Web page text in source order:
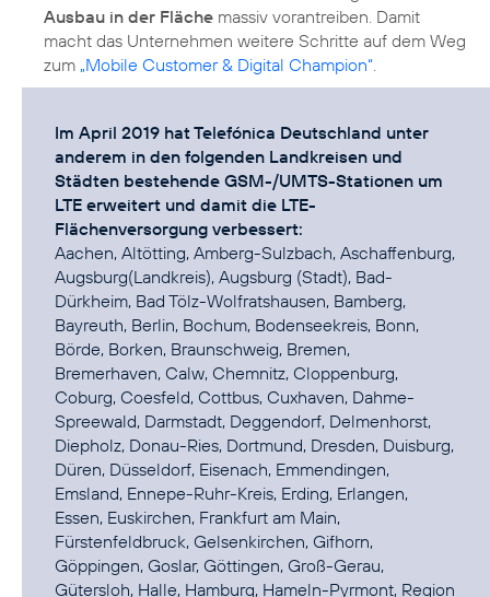
Ausbau in der Fläche massiv vorantreiben. Damit
macht das Unternehmen weitere Schritte auf dem Weg
zum „Mobile Customer & Digital Champion“
Im April 2019 hat Telefónica Deutschland unter
anderem in den folgenden Landkreisen und
Städten bestehende GSM-/UMTS-Stationen um
LTE erweitert und damit die LTE-
Flächenversorgung verbessert:
Aachen, Altötting, Amberg-Sulzbach, Aschaffenburg,
Augsburg(Landkreis), Augsburg (Stadt), Bad-
Dürkheim, Bad Tölz-Wolfratshausen, Bamberg,
Bayreuth, Berlin, Bochum, Bodenseekreis, Bonn,
Börde, Borken, Braunschweig, Bremen,
Bremerhaven, Calw, Chemnitz, Cloppenburg,
Coburg, Coesfeld, Cottbus, Cuxhaven, Dahme-
Spreewald, Darmstadt, Deggendorf, Delmenhorst,
Diepholz, Donau-Ries, Dortmund, Dresden, Duisburg,
Düren, Düsseldorf, Eisenach, Emmendingen,
Emsland, Ennepe-Ruhr-Kreis, Erding, Erlangen,
Essen, Euskirchen, Frankfurt am Main,
Fürstenfeldbruck, Gelsenkirchen, Gifhorn,
Göppingen, Goslar, Göttingen, Groß-Gerau,
Gütersloh, Halle, Hamburg, Hameln-Pyrmont, Region